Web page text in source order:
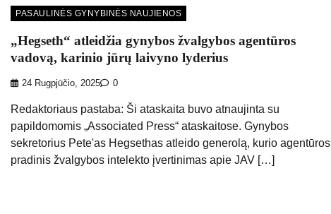
PASAULINĖS GYNYBINĖS NAUJIENOS
„Hegseth“ atleidžia gynybos žvalgybos agentūros
vadovą, karinio jūrų laivyno lyderius
24 Rugpjūčio, 2025 0
Redaktoriaus pastaba: Ši ataskaita buvo atnaujinta su
papildomomis „Associated Press“ ataskaitose. Gynybos
sekretorius Pete'as Hegsethas atleido generolą, kurio agentūros
pradinis žvalgybos intelekto įvertinimas apie JAV […]